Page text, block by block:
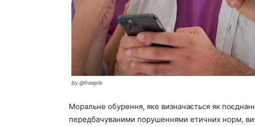
by @freepik
Моральне обурення, яке визначається як
передбачуваними порушеннями етичних норм,